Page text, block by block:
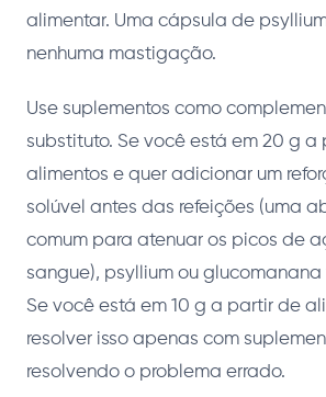
alimentar. Uma cápsula de
nenhuma mastigação.
Use suplementos como
substituto. Se você está em 20 g a
alimentos e quer adicionar um
solúvel antes das refeições (uma
comum para atenuar os picos de
sangue), psyllium ou glucomanana
Se você está em 10 g a partir de
resolver isso apenas com
resolvendo o problema errado.